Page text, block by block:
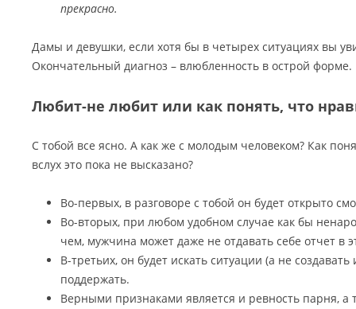
прекрасно.
Дамы и девушки, если хотя бы в четырех ситуациях вы
Окончательный диагноз – влюбленность в острой форме.
Любит-не любит или как понять, что
С тобой все ясно. А как же с молодым человеком? Как
вслух это пока не высказано?
Во-первых, в разговоре с тобой он будет открыто
Во-вторых, при любом удобном случае как бы
чем, мужчина может даже не отдавать себе отчет в
В-третьих, он будет искать ситуации (а не
поддержать.
Верными признаками является и ревность парня, а